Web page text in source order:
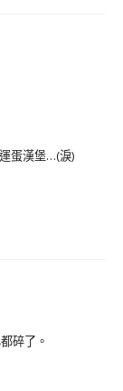
蛋漢堡…(淚)
碎了。